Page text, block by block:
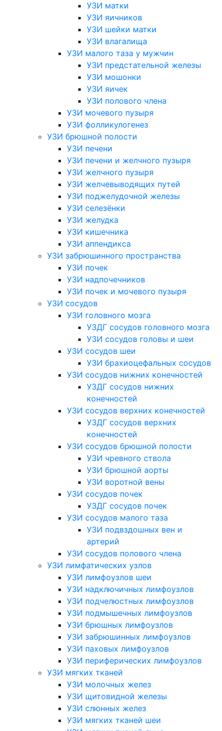
УЗИ матки
УЗИ яичников
УЗИ шейки матки
УЗИ влагалища
УЗИ малого таза у мужчин
УЗИ предстательной железы
УЗИ мошонки
УЗИ яичек
УЗИ полового члена
УЗИ мочевого пузыря
УЗИ фолликулогенез
УЗИ брюшной полости
УЗИ печени
УЗИ печени и желчного пузыря
УЗИ желчного пузыря
УЗИ желчевыводящих путей
УЗИ поджелудочной железы
УЗИ селезёнки
УЗИ желудка
УЗИ кишечника
УЗИ аппендикса
УЗИ забрюшинного пространства
УЗИ почек
УЗИ надпочечников
УЗИ почек и мочевого пузыря
УЗИ сосудов
УЗИ головного мозга
УЗДГ сосудов головного мозга
УЗИ сосудов головы и шеи
УЗИ сосудов шеи
УЗИ брахиоцефальных сосудов
УЗИ сосудов нижних конечностей
УЗДГ сосудов нижних
конечностей
УЗИ сосудов верхних конечностей
УЗДГ сосудов верхних
конечностей
УЗИ сосудов брюшной полости
УЗИ чревного ствола
УЗИ брюшной аорты
УЗИ воротной вены
УЗИ сосудов почек
УЗДГ сосудов почек
УЗИ сосудов малого таза
УЗИ подвздошных вен и
артерий
УЗИ сосудов полового члена
УЗИ лимфатических узлов
УЗИ лимфоузлов шеи
УЗИ надключичных лимфоузлов
УЗИ подчелюстных лимфоузлов
УЗИ подмышечных лимфоузлов
УЗИ брюшных лимфоузлов
УЗИ забрюшинных лимфоузлов
УЗИ паховых лимфоузлов
УЗИ периферических лимфоузлов
УЗИ мягких тканей
УЗИ молочных желез
УЗИ щитовидной железы
УЗИ слюнных желез
УЗИ мягких тканей шеи